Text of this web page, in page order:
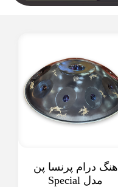
هنگ درام پرنسا پن
مدل Special